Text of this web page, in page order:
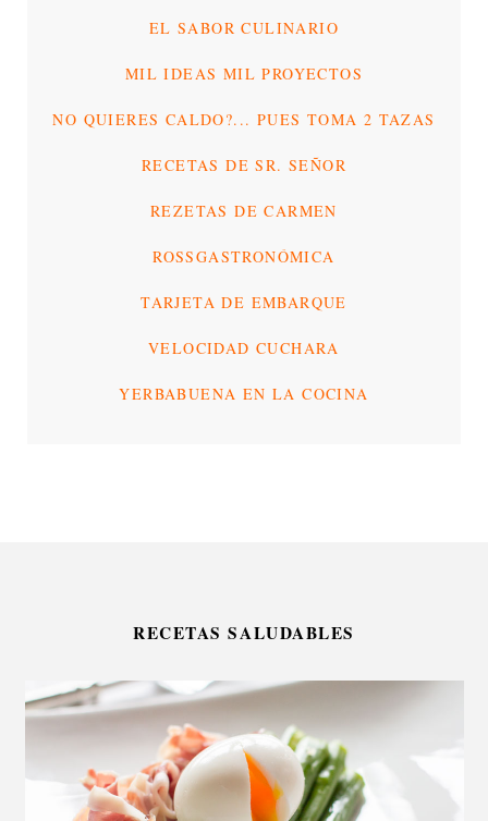
EL SABOR CULINARIO
MIL IDEAS MIL PROYECTOS
NO QUIERES CALDO?... PUES TOMA 2 TAZAS
RECETAS DE SR. SEÑOR
REZETAS DE CARMEN
ROSSGASTRONÓMICA
TARJETA DE EMBARQUE
VELOCIDAD CUCHARA
YERBABUENA EN LA COCINA
RECETAS SALUDABLES